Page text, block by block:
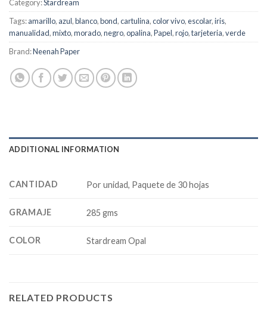
Category:Stardream
Tags:amarillo, azul,blanco,bond,cartulina,color vivo,escolar,iris,
manualidad,mixto,morado,negro,opalina,Papel,rojo,tarjeteria,verde
Brand:Neenah Paper
ADDITIONAL INFORMATION
CANTIDAD Por unidad, Paquete de 30 hojas
GRAMAJE 285 gms
COLOR Stardream Opal
RELATED PRODUCTS